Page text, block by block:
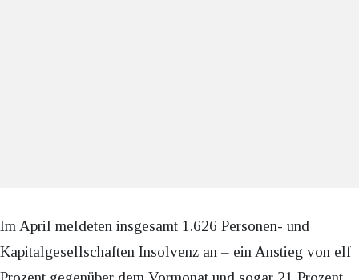
Im April meldeten insgesamt 1.626 Personen- und
Kapitalgesellschaften Insolvenz an – ein Anstieg von elf